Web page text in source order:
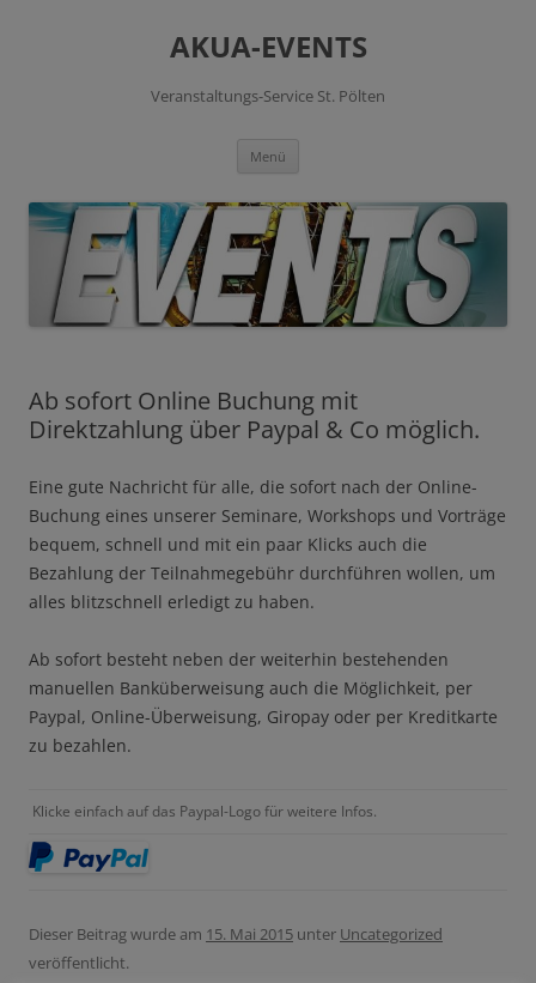
AKUA-EVENTS
Veranstaltungs-Service St. Pölten
Menü
Ab sofort Online Buchung mit
Direktzahlung über Paypal & Co möglich.
Eine gute Nachricht für alle, die sofort nach der Online-
Buchung eines unserer Seminare, Workshops und Vorträge
bequem, schnell und mit ein paar Klicks auch die
Bezahlung der Teilnahmegebühr durchführen wollen, um
alles blitzschnell erledigt zu haben.
Ab sofort besteht neben der weiterhin bestehenden
manuellen Banküberweisung auch die Möglichkeit, per
Paypal, Online-Überweisung, Giropay oder per Kreditkarte
zu bezahlen.
Klicke einfach auf das Paypal-Logo für weitere Infos.
Dieser Beitrag wurde am 15. Mai 2015 unter Uncategorized
veröffentlicht.